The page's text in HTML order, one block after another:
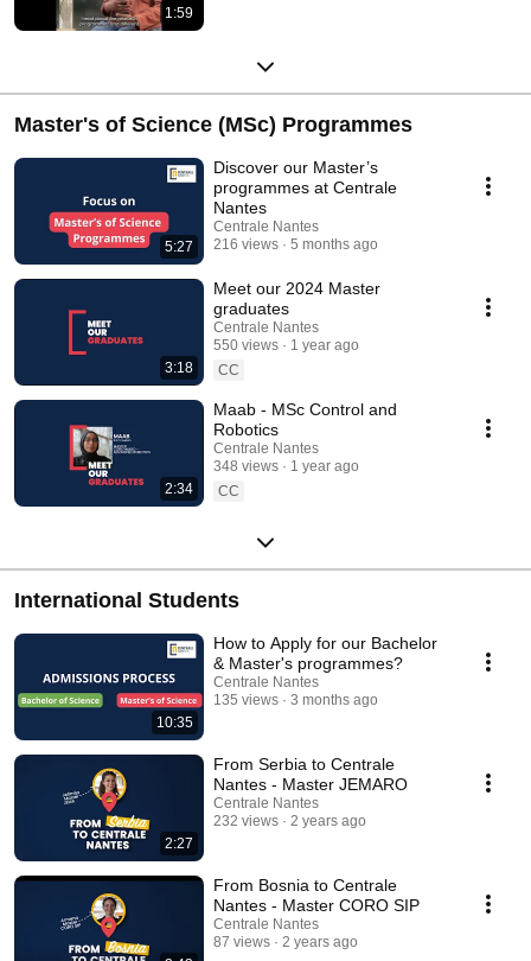
1:59
Master's of Science (MSc) Programmes
5:27
Discover our Master’s
programmes at Centrale
Nantes
Centrale Nantes
216 views
5 months ago
3:18
Meet our 2024 Master
graduates
Centrale Nantes
550 views
1 year ago
CC
2:34
Maab - MSc Control and
Robotics
Centrale Nantes
348 views
1 year ago
CC
International Students
10:35
How to Apply for our Bachelor
& Master's programmes?
Centrale Nantes
135 views
3 months ago
2:27
From Serbia to Centrale
Nantes - Master JEMARO
Centrale Nantes
232 views
2 years ago
From Bosnia to Centrale
Nantes - Master CORO SIP
Centrale Nantes
87 views
2 years ago